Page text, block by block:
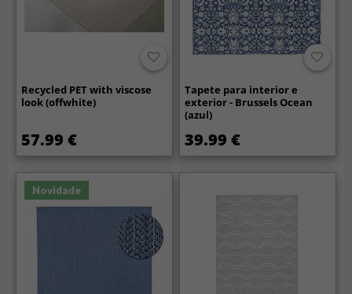
Recycled PET with viscose
look (offwhite)
57.99 €
Tapete para interior e
exterior - Brussels Ocean
(azul)
39.99 €
Novidade